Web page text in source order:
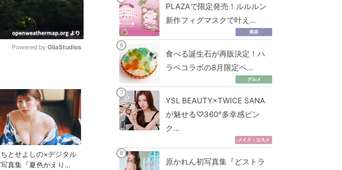
Powered by GliaStudios
ちとせよしの×デジタル
写真集『夏色かえり
PLAZAで限定発売！ルルルン
新作フィグマスクで叶え…
美容
食べる誕生石が再販決定！ハ
ラペコラボの8月限定ペ…
グルメ
YSL BEAUTY×TWICE SANA
が魅せる♡360°多幸感ピン
ク…
メイク・コスメ
原かれん初写真集『どストラ